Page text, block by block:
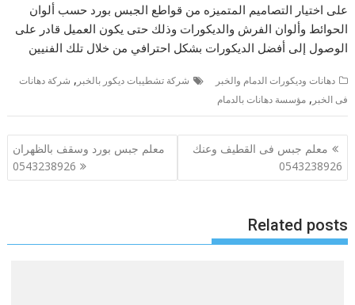
على اختيار التصاميم المتميزه من قواطع الجبس بورد حسب ألوان
الحوائط وألوان الفرش والديكورات وذلك حتى يكون العميل قادر على
الوصول إلى أفضل الديكورات بشكل احترافي من خلال تلك الفنيين
دهانات وديكورات الدمام والخبر شركة تشطيبات ديكور بالخبر , شركة دهانات
فى الخبر ,مؤسسة دهانات بالدمام
تصفّح
المقالات
معلم جبس فى القطيف وعنك
0543238926
معلم جبس بورد وسقف بالظهران
0543238926
Related posts